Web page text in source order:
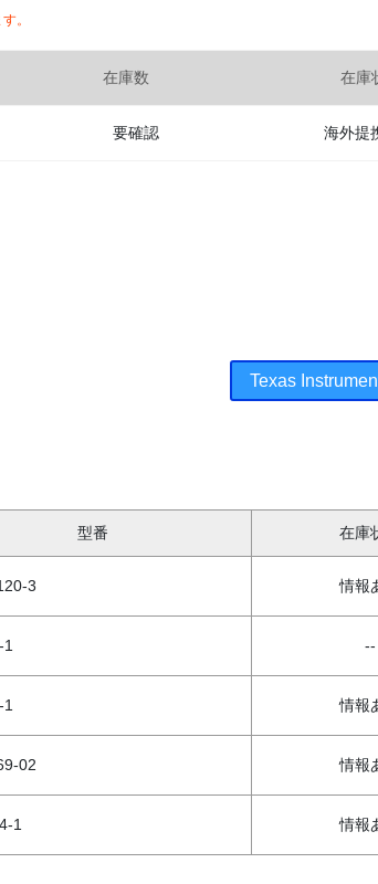
。
在庫数 在庫
要確認 海外提
Texas
型番 在庫
3 情報
1 --
1 情報
02 情報
1 情報